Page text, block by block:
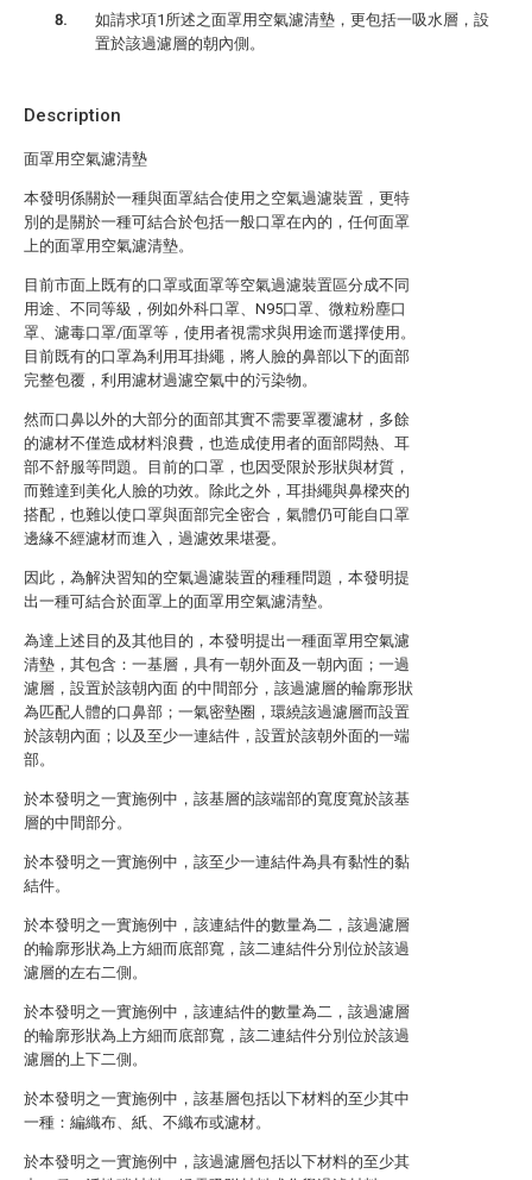
Description
面罩用空氣濾清墊
本發明係關於一種與面罩結合使用之空氣過濾裝置，更特
別的是關於一種可結合於包括一般口罩在內的，任何面罩
上的面罩用空氣濾清墊。
目前市面上既有的口罩或面罩等空氣過濾裝置區分成不同
用途、不同等級，例如外科口罩、N95口罩、微粒粉塵口
罩、濾毒口罩/面罩等，使用者視需求與用途而選擇使用。
目前既有的口罩為利用耳掛繩，將人臉的鼻部以下的面部
完整包覆，利用濾材過濾空氣中的污染物。
然而口鼻以外的大部分的面部其實不需要罩覆濾材，多餘
的濾材不僅造成材料浪費，也造成使用者的面部悶熱、耳
部不舒服等問題。目前的口罩，也因受限於形狀與材質，
而難達到美化人臉的功效。除此之外，耳掛繩與鼻樑夾的
搭配，也難以使口罩與面部完全密合，氣體仍可能自口罩
邊緣不經濾材而進入，過濾效果堪憂。
因此，為解決習知的空氣過濾裝置的種種問題，本發明提
出一種可結合於面罩上的面罩用空氣濾清墊。
為達上述目的及其他目的，本發明提出一種面罩用空氣濾
清墊，其包含：一基層，具有一朝外面及一朝內面；一過
濾層，設置於該朝內面 的中間部分，該過濾層的輪廓形狀
為匹配人體的口鼻部；一氣密墊圈，環繞該過濾層而設置
於該朝內面；以及至少一連結件，設置於該朝外面的一端
部。
於本發明之一實施例中，該基層的該端部的寬度寬於該基
層的中間部分。
於本發明之一實施例中，該至少一連結件為具有黏性的黏
結件。
於本發明之一實施例中，該連結件的數量為二，該過濾層
的輪廓形狀為上方細而底部寬，該二連結件分別位於該過
濾層的左右二側。
於本發明之一實施例中，該連結件的數量為二，該過濾層
的輪廓形狀為上方細而底部寬，該二連結件分別位於該過
濾層的上下二側。
於本發明之一實施例中，該基層包括以下材料的至少其中
一種：編織布、紙、不織布或濾材。
於本發明之一實施例中，該過濾層包括以下材料的至少其
如請求項1所述之面罩用空氣濾清墊，更包括一吸水層，設
置於該過濾層的朝內側。